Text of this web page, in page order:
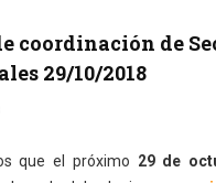
coordinación de
29/10/2018
que el próximo 29 de